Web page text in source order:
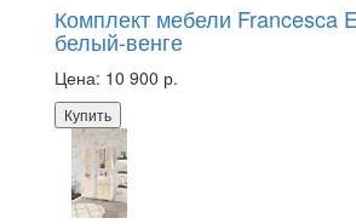
Комплект мебели Francesca
белый-венге
Цена: 10 900 р.
Купить